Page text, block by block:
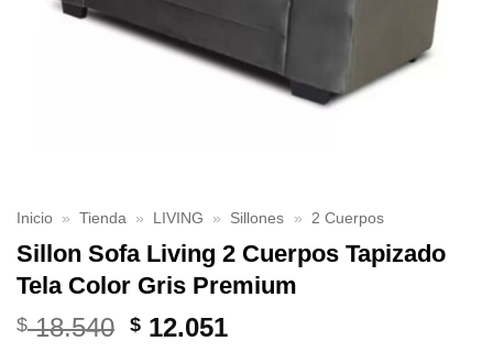
Inicio » Tienda » LIVING » Sillones » 2 Cuerpos
Sillon Sofa Living 2 Cuerpos Tapizado
Tela Color Gris Premium
$18.540 El
$ 12.051El